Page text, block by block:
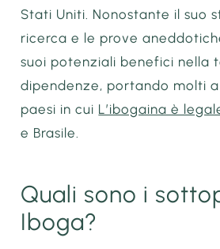
Stati Uniti. Nonostante il suo
ricerca e le prove
suoi potenziali benefici nella
dipendenze, portando molti
paesi in cui L’ibogaina è
e Brasile.
Quali sono i
Iboga?